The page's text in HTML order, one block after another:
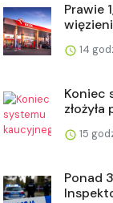
Prawie
14
Koniec
15
Ponad